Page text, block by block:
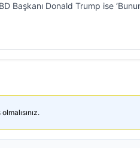
Başkanı Donald Trump ise